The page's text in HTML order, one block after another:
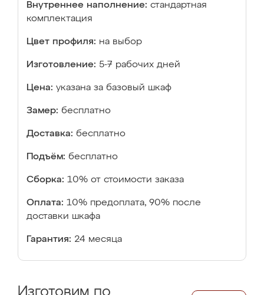
Внутреннее наполнение: стандартная
комплектация
Цвет профиля: на выбор
Изготовление: 5-7 рабочих дней
Цена: указана за базовый шкаф
Замер: бесплатно
Доставка: бесплатно
Подъём: бесплатно
Сборка: 10% от стоимости заказа
Оплата: 10% предоплата, 90% после
доставки шкафа
Гарантия: 24 месяца
Изготовим по